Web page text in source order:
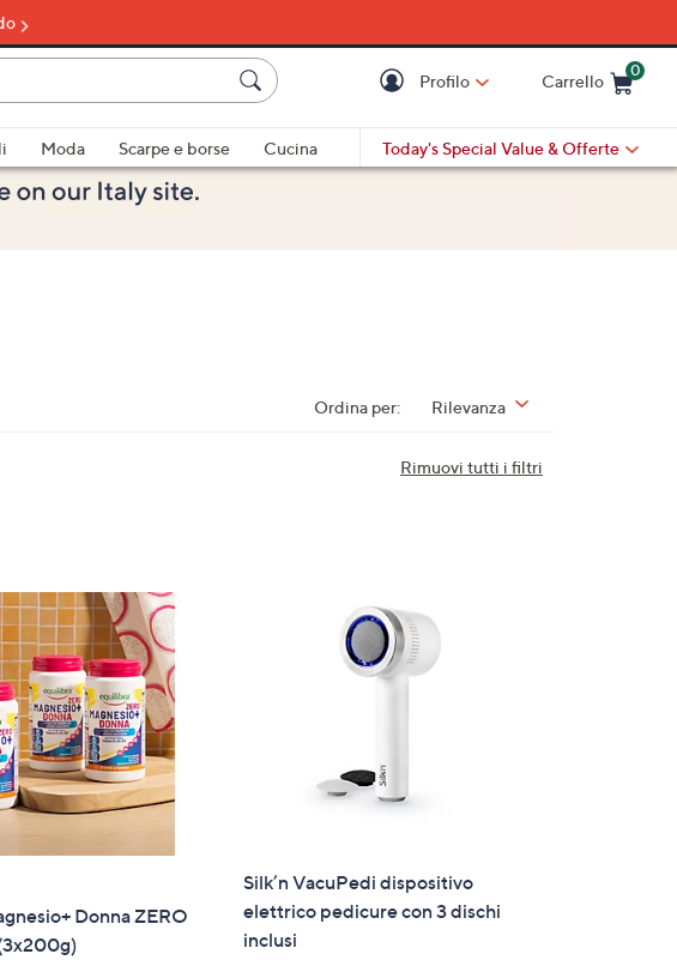
Profilo Carrello
0
Moda Scarpe e borse
Cucina
Today's Special Value & Offerte
Ordina per: Rilevanza
Rimuovi tutti i filtri
Donna ZERO
Silk’n VacuPedi dispositivo
elettrico pedicure con 3 dischi
inclusi